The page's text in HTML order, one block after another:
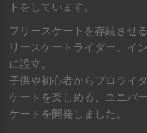
トをしています。
フリースケートを存続させ
リースケートライダー。イ
に設立。
子供や初心者からプロライ
ケートを楽しめる、ユニバ
ケートを開発しました。